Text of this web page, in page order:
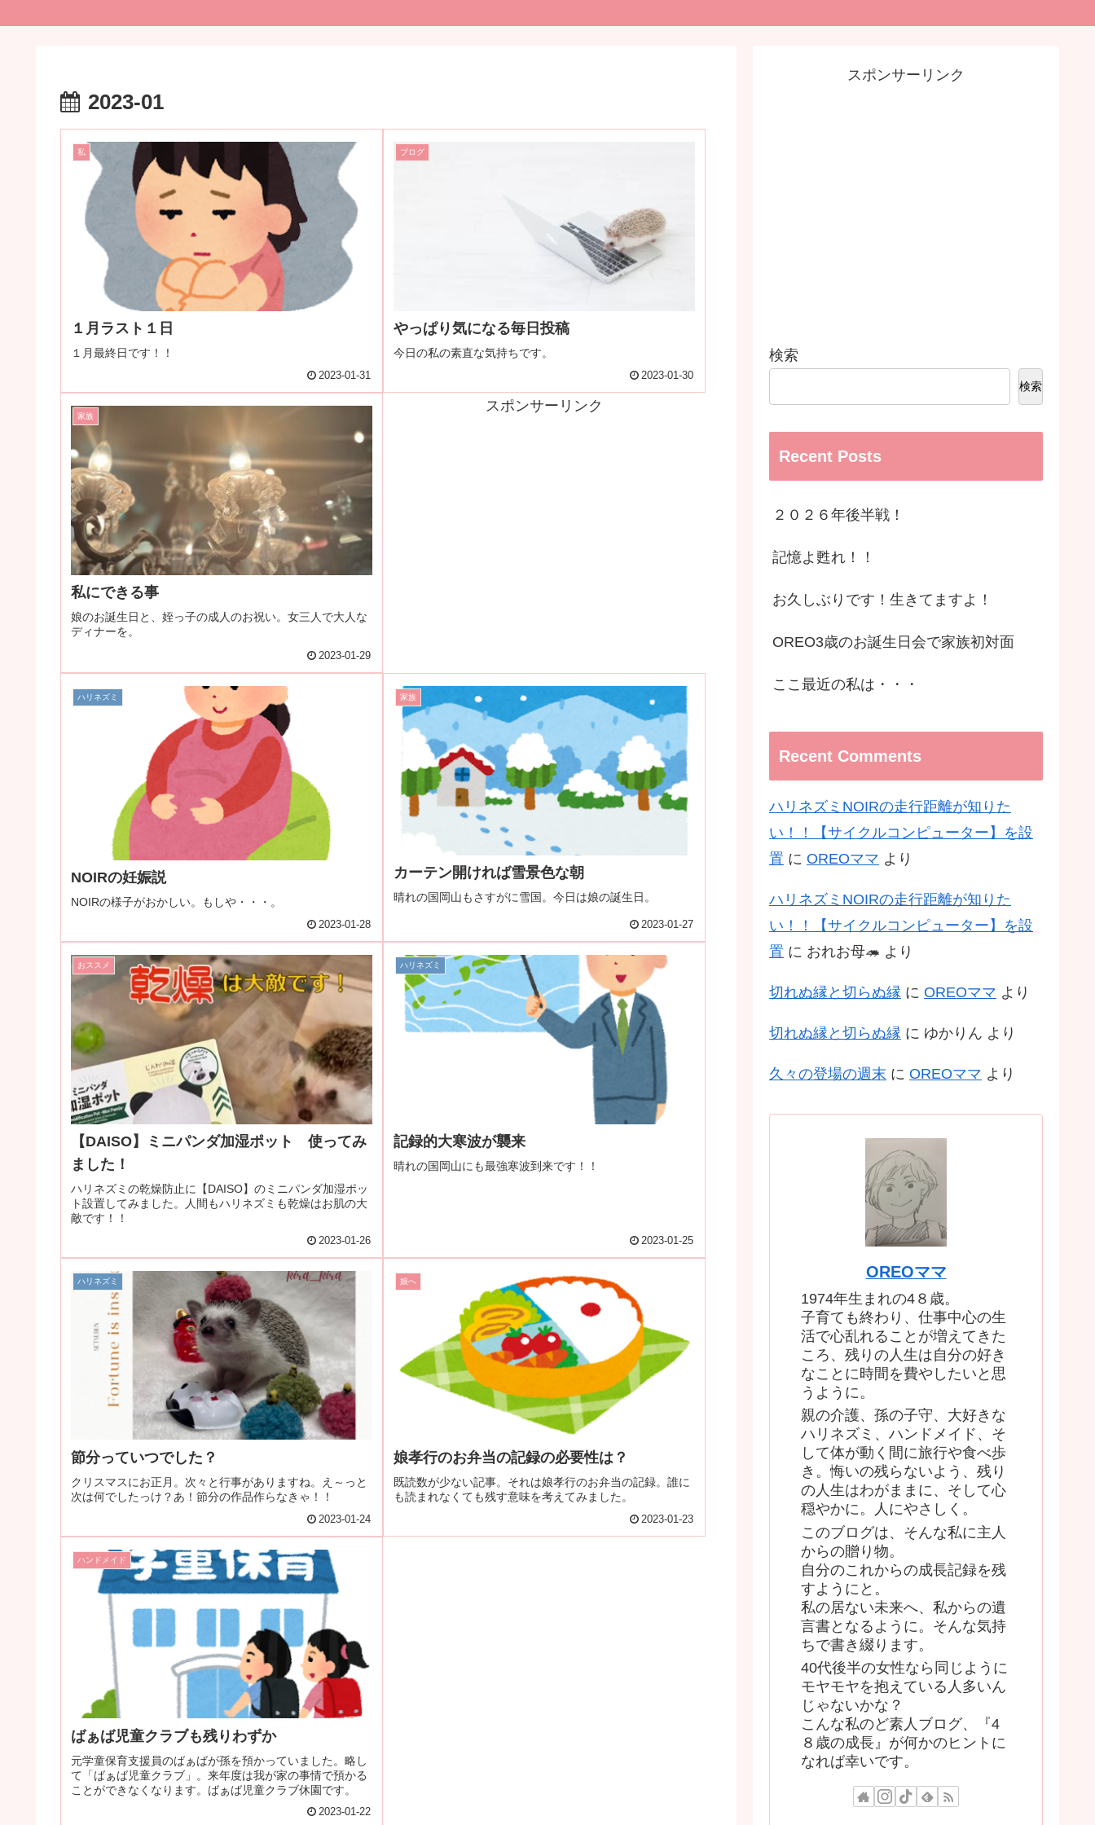
2023-01
私
１月ラスト１日
１月最終日です！！
2023-01-31
ブログ
やっぱり気になる毎日投稿
今日の私の素直な気持ちです。
2023-01-30
家族
私にできる事
娘のお誕生日と、姪っ子の成人のお祝い。女三人で大人な
ディナーを。
2023-01-29
スポンサーリンク
ハリネズミ
NOIRの妊娠説
NOIRの様子がおかしい。もしや・・・。
2023-01-28
家族
カーテン開ければ雪景色な朝
晴れの国岡山もさすがに雪国。今日は娘の誕生日。
2023-01-27
おススメ
【DAISO】ミニパンダ加湿ポット 使ってみ
ました！
ハリネズミの乾燥防止に【DAISO】のミニパンダ加湿ポッ
ト設置してみました。人間もハリネズミも乾燥はお肌の大
敵です！！
2023-01-26
ハリネズミ
記録的大寒波が襲来
晴れの国岡山にも最強寒波到来です！！
2023-01-25
ハリネズミ
節分っていつでした？
クリスマスにお正月。次々と行事がありますね。え～っと
次は何でしたっけ？あ！節分の作品作らなきゃ！！
2023-01-24
娘へ
娘孝行のお弁当の記録の必要性は？
既読数が少ない記事。それは娘孝行のお弁当の記録。誰に
も読まれなくても残す意味を考えてみました。
2023-01-23
ハンドメイド
ばぁば児童クラブも残りわずか
元学童保育支援員のばぁばが孫を預かっていました。略し
て「ばぁば児童クラブ」。来年度は我が家の事情で預かる
ことができなくなります。ばぁば児童クラブ休園です。
2023-01-22
スポンサーリンク
検索
検索
Recent Posts
２０２６年後半戦！
記憶よ甦れ！！
お久しぶりです！生きてますよ！
OREO3歳のお誕生日会で家族初対面
ここ最近の私は・・・
Recent Comments
ハリネズミNOIRの走行距離が知りた
い！！【サイクルコンピューター】を設
置 に OREOママ より
ハリネズミNOIRの走行距離が知りた
い！！【サイクルコンピューター】を設
置 に おれお母🦔 より
切れぬ縁と切らぬ縁 に OREOママ より
切れぬ縁と切らぬ縁 に ゆかりん より
久々の登場の週末 に OREOママ より
OREOママ
1974年生まれの4８歳。
子育ても終わり、仕事中心の生
活で心乱れることが増えてきた
ころ、残りの人生は自分の好き
なことに時間を費やしたいと思
うように。
親の介護、孫の子守、大好きな
ハリネズミ、ハンドメイド、そ
して体が動く間に旅行や食べ歩
き。悔いの残らないよう、残り
の人生はわがままに、そして心
穏やかに。人にやさしく。
このブログは、そんな私に主人
からの贈り物。
自分のこれからの成長記録を残
すようにと。
私の居ない未来へ、私からの遺
言書となるように。そんな気持
ちで書き綴ります。
40代後半の女性なら同じように
モヤモヤを抱えている人多いん
じゃないかな？
こんな私のど素人ブログ、『4
８歳の成長』が何かのヒントに
なれば幸いです。